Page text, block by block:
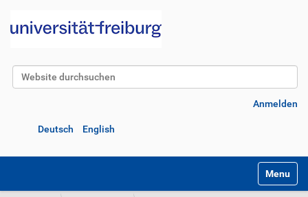
Website durchsuchen
Anmelden
Deutsch English